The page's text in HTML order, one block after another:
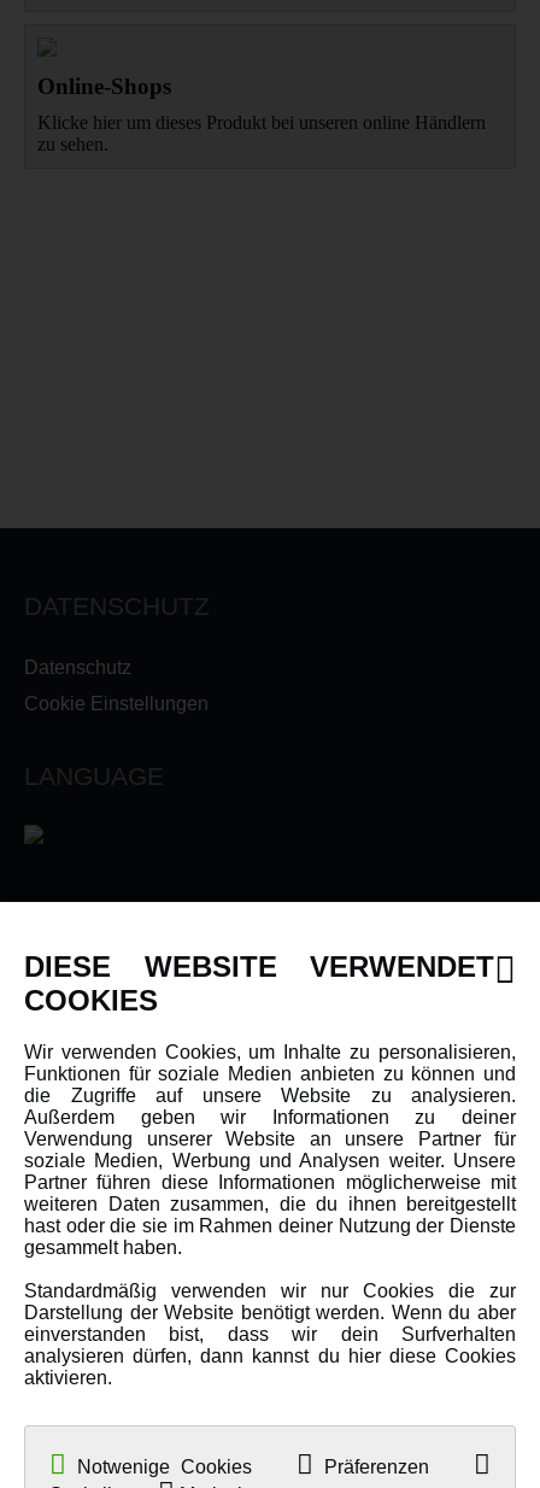
Online-Shops
Klicke hier um dieses Produkt bei unseren online Händlern
zu sehen.
DATENSCHUTZ
Datenschutz
Cookie Einstellungen
LANGUAGE
Newsletter
Karriere
Amewi Kataloge
MEHR VON AMEWI
AMXRacing - Qualitäts RC-Zubehör
Malinos - Die kreative Seite von Amewi
Werden Sie Amewi Händler
Amewi B2B-Shop
DIESE WEBSITE VERWENDET
COOKIES
Wir verwenden Cookies, um Inhalte zu personalisieren,
Funktionen für soziale Medien anbieten zu können und
die Zugriffe auf unsere Website zu analysieren.
Außerdem geben wir Informationen zu deiner
Verwendung unserer Website an unsere Partner für
soziale Medien, Werbung und Analysen weiter. Unsere
Partner führen diese Informationen möglicherweise mit
weiteren Daten zusammen, die du ihnen bereitgestellt
hast oder die sie im Rahmen deiner Nutzung der Dienste
gesammelt haben.
Standardmäßig verwenden wir nur Cookies die zur
Darstellung der Website benötigt werden. Wenn du aber
einverstanden bist, dass wir dein Surfverhalten
analysieren dürfen, dann kannst du hier diese Cookies
aktivieren.
Notwenige Cookies
Präferenzen